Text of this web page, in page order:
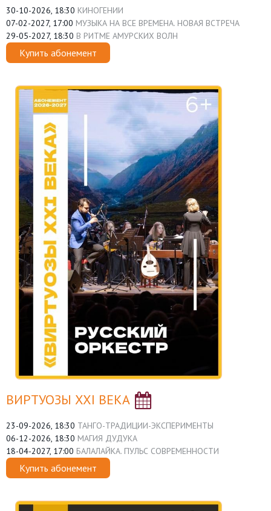
30-10-2026, 18:30 КИНОГЕНИИ
07-02-2027, 17:00 МУЗЫКА НА ВСЕ ВРЕМЕНА. НОВАЯ ВСТРЕЧА
29-05-2027, 18:30 В РИТМЕ АМУРСКИХ ВОЛН
Купить абонемент
ВИРТУОЗЫ XXI ВЕКА
23-09-2026, 18:30 ТАНГО-ТРАДИЦИИ-ЭКСПЕРИМЕНТЫ
06-12-2026, 18:30 МАГИЯ ДУДУКА
18-04-2027, 17:00 БАЛАЛАЙКА. ПУЛЬС СОВРЕМЕННОСТИ
Купить абонемент